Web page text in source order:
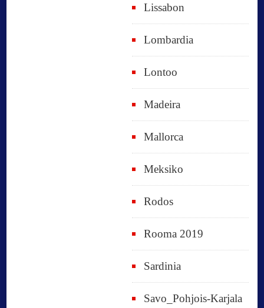
Lissabon
Lombardia
Lontoo
Madeira
Mallorca
Meksiko
Rodos
Rooma 2019
Sardinia
Savo_Pohjois-Karjala